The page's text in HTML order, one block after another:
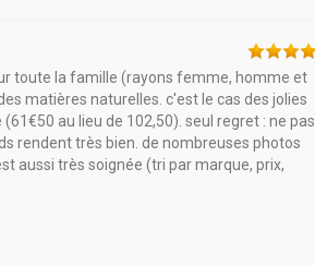
toute la famille (rayons femme, homme et
matières naturelles. c'est le cas des jolies
au lieu de 102,50). seul regret : ne pas
rendent très bien. de nombreuses photos
aussi très soignée (tri par marque, prix,